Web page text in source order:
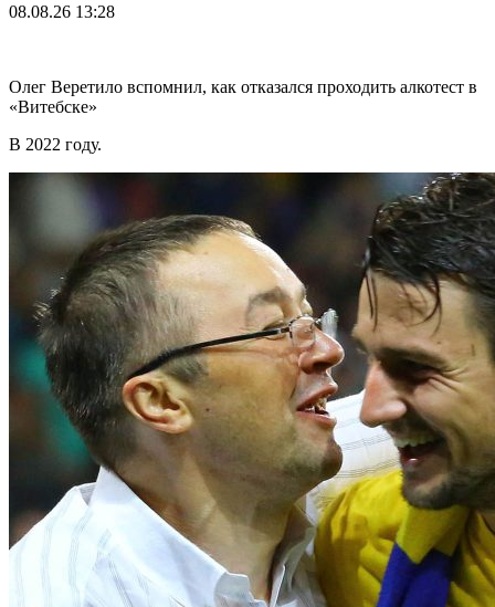
08.08.26 13:28
Олег Веретило вспомнил, как отказался проходить алкотест в
«Витебске»
В 2022 году.